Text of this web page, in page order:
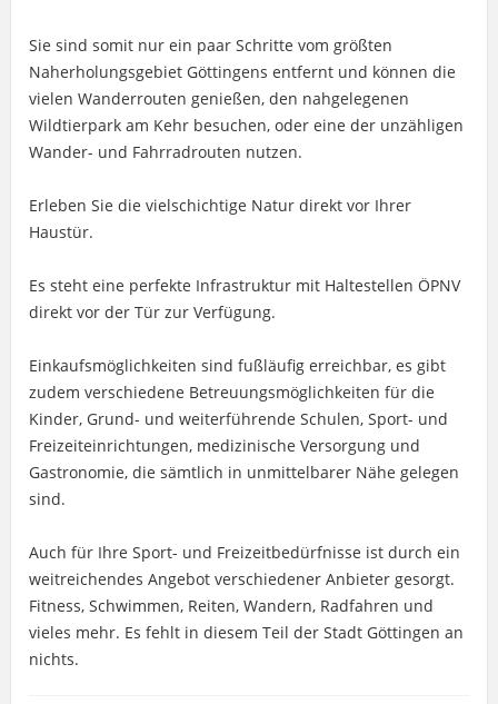
Sie sind somit nur ein paar Schritte vom größten
Naherholungsgebiet Göttingens entfernt und können die
vielen Wanderrouten genießen, den nahgelegenen
Wildtierpark am Kehr besuchen, oder eine der unzähligen
Wander- und Fahrradrouten nutzen.
Erleben Sie die vielschichtige Natur direkt vor Ihrer
Haustür.
Es steht eine perfekte Infrastruktur mit Haltestellen ÖPNV
direkt vor der Tür zur Verfügung.
Einkaufsmöglichkeiten sind fußläufig erreichbar, es gibt
zudem verschiedene Betreuungsmöglichkeiten für die
Kinder, Grund- und weiterführende Schulen, Sport- und
Freizeiteinrichtungen, medizinische Versorgung und
Gastronomie, die sämtlich in unmittelbarer Nähe gelegen
sind.
Auch für Ihre Sport- und Freizeitbedürfnisse ist durch ein
weitreichendes Angebot verschiedener Anbieter gesorgt.
Fitness, Schwimmen, Reiten, Wandern, Radfahren und
vieles mehr. Es fehlt in diesem Teil der Stadt Göttingen an
nichts.